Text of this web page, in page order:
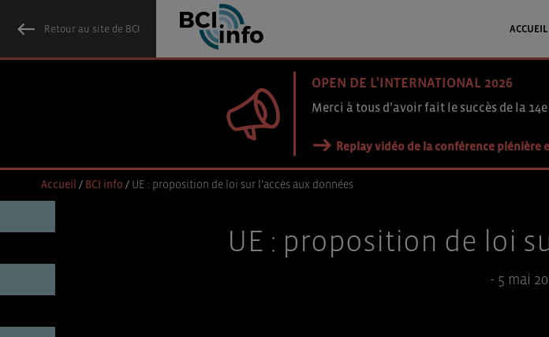
Retour au site de BCI ACCUEIL
OPEN DE L'INTERNATIONAL 2026
Merci à tous d’avoir fait le succès de la
Replay vidéo de la conférence
Accueil / BCI info / UE : proposition de loi sur l’accès aux données
UE : proposition de loi
- 5 mai